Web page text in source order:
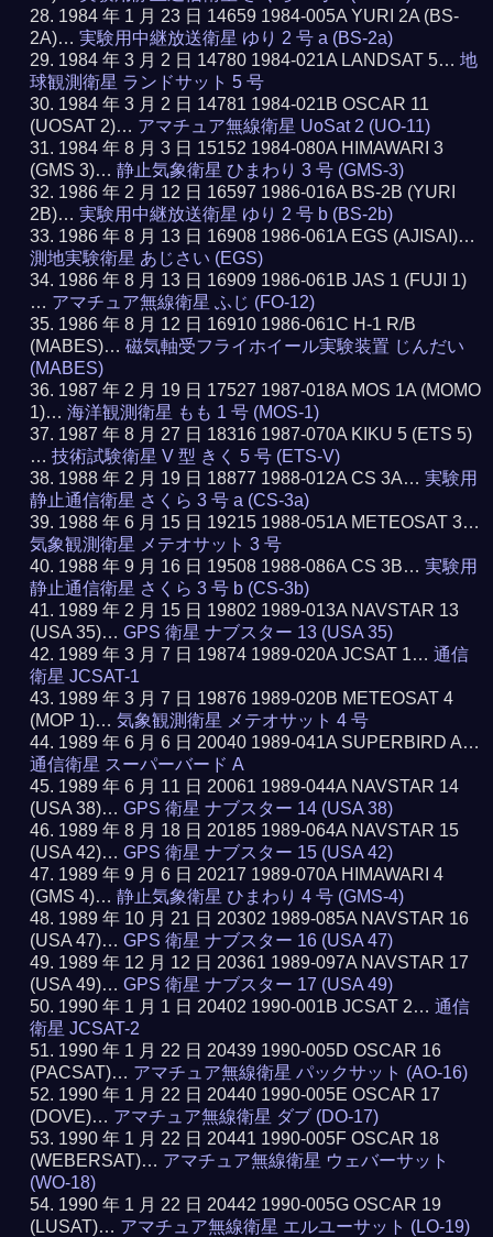
1984 年 1 月 23 日 14659 1984-005A YURI 2A (BS-
2A)…実験用中継放送衛星 ゆり 2 号 a (BS-2a)
1984 年 3 月 2 日 14780 1984-021A LANDSAT 5…地
球観測衛星 ランドサット 5 号
1984 年 3 月 2 日 14781 1984-021B OSCAR 11
(UOSAT 2)… アマチュア無線衛星 UoSat 2 (UO-11)
1984 年 8 月 3 日 15152 1984-080A HIMAWARI 3
(GMS 3)…静止気象衛星 ひまわり 3 号 (GMS-3)
1986 年 2 月 12 日 16597 1986-016A BS-2B (YURI
2B)…実験用中継放送衛星 ゆり 2 号 b (BS-2b)
1986 年 8 月 13 日 16908 1986-061A EGS (AJISAI)…
測地実験衛星 あじさい (EGS)
1986 年 8 月 13 日 16909 1986-061B JAS 1 (FUJI 1)
… アマチュア無線衛星 ふじ (FO-12)
1986 年 8 月 12 日 16910 1986-061C H-1 R/B
(MABES)…磁気軸受フライホイール実験装置 じんだい
(MABES)
1987 年 2 月 19 日 17527 1987-018A MOS 1A (MOMO
1)…海洋観測衛星 もも 1 号 (MOS-1)
1987 年 8 月 27 日 18316 1987-070A KIKU 5 (ETS 5)
…技術試験衛星 V 型 きく 5 号 (ETS-V)
1988 年 2 月 19 日 18877 1988-012A CS 3A…実験用
静止通信衛星 さくら 3 号 a (CS-3a)
1988 年 6 月 15 日 19215 1988-051A METEOSAT 3…
気象観測衛星 メテオサット 3 号
1988 年 9 月 16 日 19508 1988-086A CS 3B…実験用
静止通信衛星 さくら 3 号 b (CS-3b)
1989 年 2 月 15 日 19802 1989-013A NAVSTAR 13
(USA 35)…GPS 衛星 ナブスター 13 (USA 35)
1989 年 3 月 7 日 19874 1989-020A JCSAT 1…通信
衛星 JCSAT-1
1989 年 3 月 7 日 19876 1989-020B METEOSAT 4
(MOP 1)…気象観測衛星 メテオサット 4 号
1989 年 6 月 6 日 20040 1989-041A SUPERBIRD A…
通信衛星 スーパーバード A
1989 年 6 月 11 日 20061 1989-044A NAVSTAR 14
(USA 38)…GPS 衛星 ナブスター 14 (USA 38)
1989 年 8 月 18 日 20185 1989-064A NAVSTAR 15
(USA 42)…GPS 衛星 ナブスター 15 (USA 42)
1989 年 9 月 6 日 20217 1989-070A HIMAWARI 4
(GMS 4)…静止気象衛星 ひまわり 4 号 (GMS-4)
1989 年 10 月 21 日 20302 1989-085A NAVSTAR 16
(USA 47)…GPS 衛星 ナブスター 16 (USA 47)
1989 年 12 月 12 日 20361 1989-097A NAVSTAR 17
(USA 49)…GPS 衛星 ナブスター 17 (USA 49)
1990 年 1 月 1 日 20402 1990-001B JCSAT 2…通信
衛星 JCSAT-2
1990 年 1 月 22 日 20439 1990-005D OSCAR 16
(PACSAT)… アマチュア無線衛星 パックサット (AO-16)
1990 年 1 月 22 日 20440 1990-005E OSCAR 17
(DOVE)… アマチュア無線衛星 ダブ (DO-17)
1990 年 1 月 22 日 20441 1990-005F OSCAR 18
(WEBERSAT)… アマチュア無線衛星 ウェバーサット
(WO-18)
1990 年 1 月 22 日 20442 1990-005G OSCAR 19
(LUSAT)… アマチュア無線衛星 エルユーサット (LO-19)